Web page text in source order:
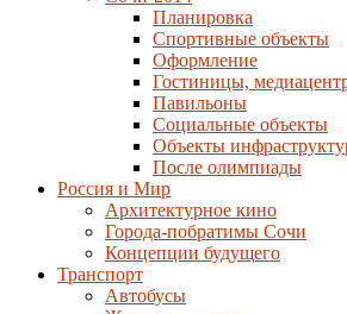
Планировка
Спортивные объекты
Оформление
Гостиницы,
Павильоны
Социальные объекты
Объекты
После олимпиады
Россия и Мир
Архитектурное кино
Города-побратимы Сочи
Концепции будущего
Транспорт
Автобусы